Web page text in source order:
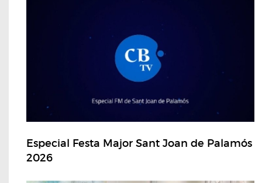
Especial Festa Major Sant Joan de Palamós
2026